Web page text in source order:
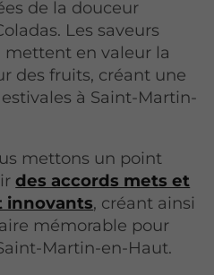
de la douceur
Les saveurs
en valeur la
des fruits, créant une
à Saint-Martin-
mettons un point
des accords mets et
innovants, créant ainsi
mémorable pour
Martin-en-Haut.